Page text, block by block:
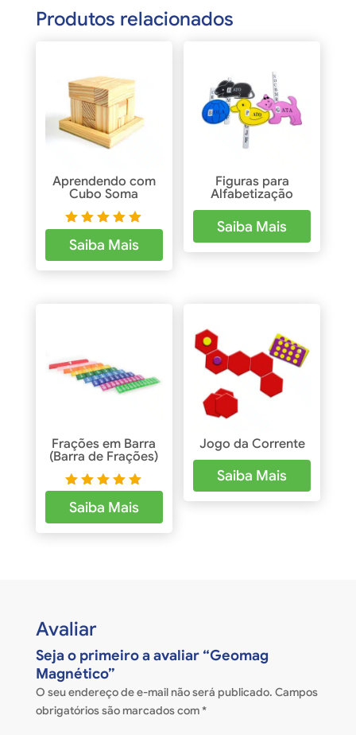
Produtos relacionados
Aprendendo com
Cubo Soma
o
de 5
Saiba Mais
Figuras para
Alfabetização
Saiba Mais
Frações em Barra
(Barra de Frações)
o
de 5
Saiba Mais
Jogo da Corrente
Saiba Mais
Avaliar
Seja o primeiro a avaliar “Geomag
Magnético”
O seu endereço de e-mail não será publicado. Campos
obrigatórios são marcados com*